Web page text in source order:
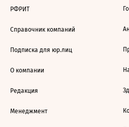
РФРИТ
Справочник компаний
Подписка для юр.лиц
О компании
Редакция
Менеджмент